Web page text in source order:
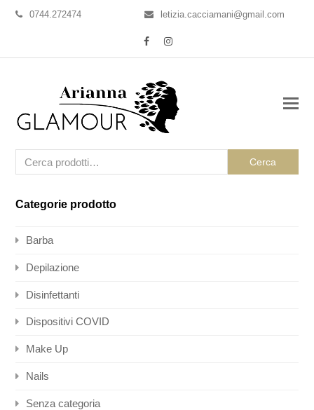
0744.272474 letizia.cacciamani@gmail.com
FacebookInstagram
Cerca
Categorie prodotto
Barba
Depilazione
Disinfettanti
Dispositivi COVID
Make Up
Nails
Senza categoria